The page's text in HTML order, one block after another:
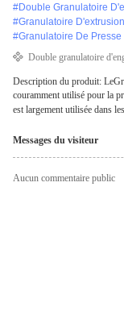
#Double Granulatoire
#Granulatoire D'extrusion
#Granulatoire De
Double granulatoire
Description du produit:
couramment utilisé pour la
est largement utilisée dans
Messages du visiteur
Aucun commentaire public